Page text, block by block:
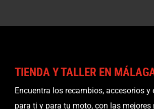
TIENDA Y TALLER EN
Encuentra los recambios, accesorios
para ti y para tu moto, con las mejores